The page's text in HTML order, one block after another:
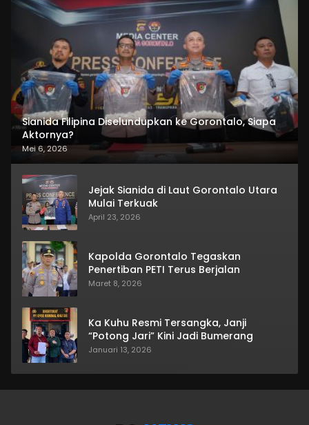
Sianida Filipina Diselundupkan ke Gorontalo, Siapa
Aktornya?
Mei 6, 2026
Jejak Sianida di Laut Gorontalo Utara
Mulai Terkuak
April 23, 2026
Kapolda Gorontalo Tegaskan
Penertiban PETI Terus Berjalan
Maret 8, 2026
Ka Kuhu Resmi Tersangka, Janji
“Potong Jari” Kini Jadi Bumerang
Januari 13, 2026